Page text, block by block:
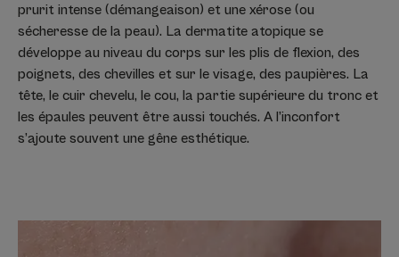
prurit intense (démangeaison) et une xérose (ou
sécheresse de la peau). La dermatite atopique se
développe au niveau du corps sur les plis de flexion, des
poignets, des chevilles et sur le visage, des paupières. La
tête, le cuir chevelu, le cou, la partie supérieure du tronc et
les épaules peuvent être aussi touchés. A l’inconfort
s’ajoute souvent une gêne esthétique.